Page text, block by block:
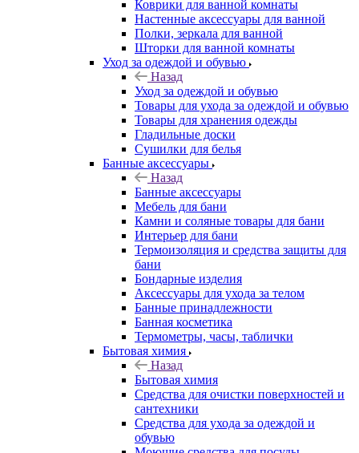
Коврики для ванной комнаты
Настенные аксессуары для ванной
Полки, зеркала для ванной
Шторки для ванной комнаты
Уход за одеждой и обувью
Назад
Уход за одеждой и обувью
Товары для ухода за одеждой и обувью
Товары для хранения одежды
Гладильные доски
Сушилки для белья
Банные аксессуары
Назад
Банные аксессуары
Мебель для бани
Камни и соляные товары для бани
Интерьер для бани
Термоизоляция и средства защиты для
бани
Бондарные изделия
Аксеcсуары для ухода за телом
Банные принадлежности
Банная косметика
Термометры, часы, таблички
Бытовая химия
Назад
Бытовая химия
Средства для очистки поверхностей и
сантехники
Средства для ухода за одеждой и
обувью